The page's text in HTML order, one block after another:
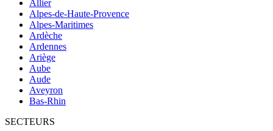
Allier
Alpes-de-Haute-Provence
Alpes-Maritimes
Ardèche
Ardennes
Ariège
Aube
Aude
Aveyron
Bas-Rhin
SECTEURS